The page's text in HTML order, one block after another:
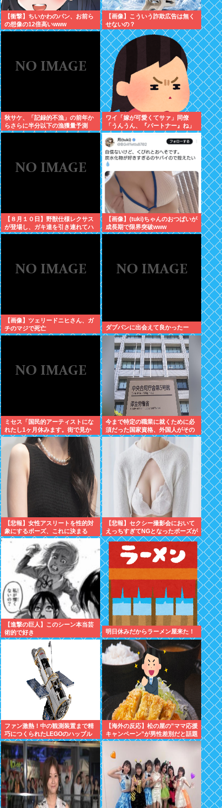
【衝撃】ちいかわのパン、お前ら
の想像の12倍高いwww
【画像】こういう詐欺広告は無く
せないの？
秋サケ、「記録的不漁」の前年か
らさらに半分以下の漁獲量予測
「なぜこれほど減ったのか、日本
ワイ「嫁が可愛くてサァ」同僚
「うんうん、『パートナー』ね」
【８月１０日】野獣仕様レクサス
が登場し、ガキ達を引き連れてハ
ーメルンの笛吹き状態となる （※
【画像】(tuki)ちゃんのおつぱいが
成長期で限界突破www
【画像】ツェリードニヒさん、ガ
チのマジで死亡
ダブパンに出会えて良かったー
ミセス「国民的アーティストにな
れたし1ヶ月休みます。街で見か
けても声掛けないでね」
今まで特定の職業に就くために必
須だった国家資格、外国人がその
職に就く場合は不要へと方針切り
【悲報】女性アスリートを性的対
象にするポーズ、これに決まる
【悲報】セクシー撮影会において
えっちすぎてNGとなったポーズが
こちらwww
【進撃の巨人】このシーン本当芸
術的で好き
明日休みだからラーメン屋来た！
ファン激熱！中の観測装置まで精
巧につくられたLEGOのハッブル
宇宙望遠鏡が販売中
【海外の反応】松の屋の”ママ応援
キャンペーン”が男性差別だと話題
になっているらしい → 「普通
に”家族割”にしたらよかったのに
な」「こんなのにイライラできる
って幸せな人生を送ってるよな」